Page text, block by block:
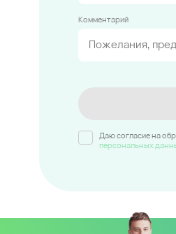
Комментарий
Даю согласие на
персональных